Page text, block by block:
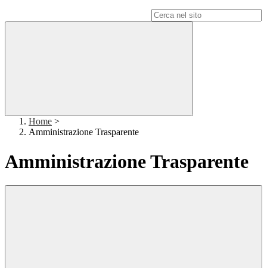
Home >
Amministrazione Trasparente
Amministrazione Trasparente